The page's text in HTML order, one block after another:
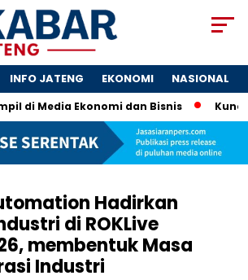
INFO JATENG EKONOMI NASIONAL
di Media Ekonomi dan Bisnis Kunci
Hadirkan
di ROKLive
membentuk Masa
Industri